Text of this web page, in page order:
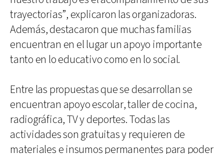
trayectorias”, explicaron las organizadoras.
Además, destacaron que muchas familias
encuentran en el lugar un apoyo importante
tanto en lo educativo como en lo social.
Entre las propuestas que se desarrollan se
encuentran apoyo escolar, taller de cocina,
radiográfica, TV y deportes. Todas las
actividades son gratuitas y requieren de
materiales e insumos permanentes para poder